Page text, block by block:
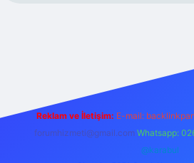
Reklam ve İletişim: E-mail:
forumhizmeti@gmail.com Whatsapp:
@karabul